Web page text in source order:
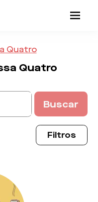
Quatro
Quatro
Buscar
Filtros